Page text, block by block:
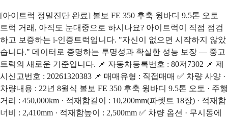
[아이트럭 정밀진단 완료] 볼보 FE 350 후축 윙바디 9.5톤 오토
트럭 거래, 아직도 눈대중으로 하시나요? 아이트럭이 직접 점검
하고 보증하는 i-인증트럭입니다. "자신이 없으면 시작하지 않았
습니다." 데이터로 증명하는 투명성과 확실한 성능 보장 — 중고
트럭의 새로운 기준입니다. 📌 자동차등록번호 : 80저7302 📌 제
시신고번호 : 20261320383 📌 매매유형 : 직접매매 ✅ 차량 사양 ·
차량내용 : 22년 8월식 볼보 FE 350 후축 윙바디 9.5톤 오토 · 주행
거리 : 450,000km · 적재함길이 : 10,200mm(파렛트 18장) · 적재함
너비 : 2,410mm · 적재함높이 : 2,500mm ✅ 차량 옵션 · 무시동에